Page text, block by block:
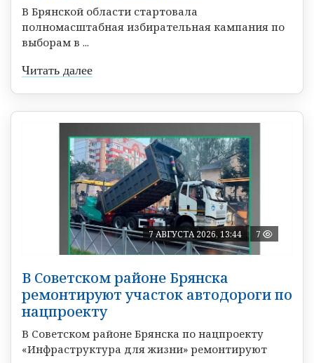
В Брянской области стартовала
полномасштабная избирательная кампания по
выборам в ...
Читать далее
7 АВГУСТА 2026, 13:44 7
В Советском районе Брянска
ремонтируют участок автодороги по
нацпроекту
В Советском районе Брянска по нацпроекту
«Инфраструктура для жизни» ремонтируют